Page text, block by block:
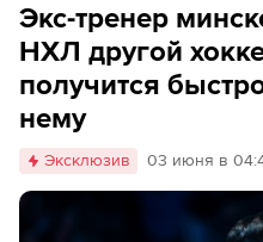
Экс-тренер
НХЛ другой
получится
нему
Эксклюзив 03 июня в